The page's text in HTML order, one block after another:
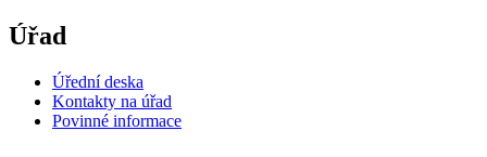
Úřad
Úřední deska
Kontakty na úřad
Povinné informace